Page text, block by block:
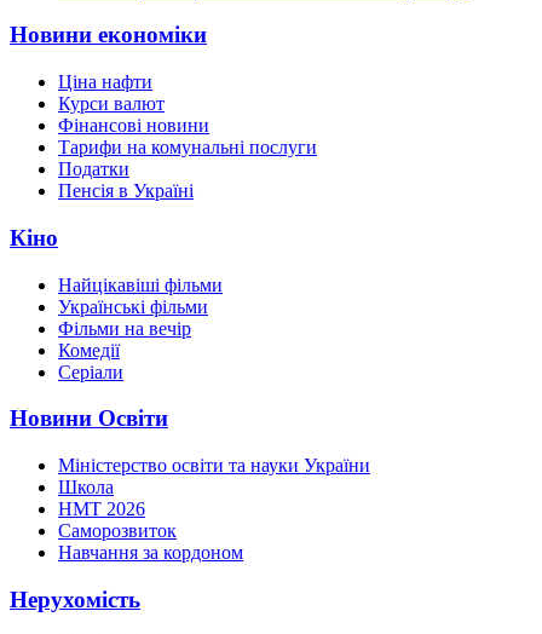
Новини економіки
Ціна нафти
Курси валют
Фінансові новини
Тарифи на комунальні послуги
Податки
Пенсія в Україні
Кіно
Найцікавіші фільми
Українські фільми
Фільми на вечір
Комедії
Серіали
Новини Освіти
Міністерство освіти та науки України
Школа
НМТ 2026
Саморозвиток
Навчання за кордоном
Нерухомість